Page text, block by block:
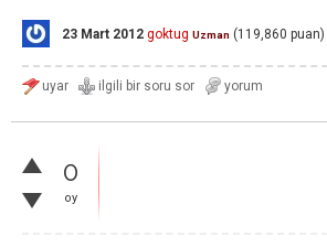
23 Mart 2012 goktug Uzman (119,860 puan)
0
oy